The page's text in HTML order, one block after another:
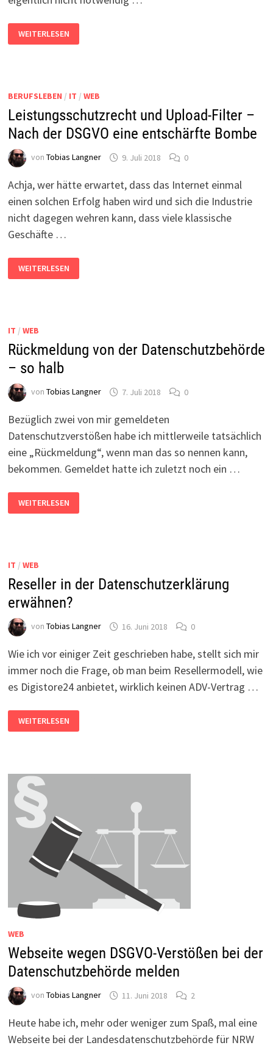
IN
DER
WEITERLESEN
BERUFSLEBEN / IT / WEB
Leistungsschutzrecht und Upload-Filter –
Nach der DSGVO eine entschärfte Bombe
von Tobias Langner 9. Juli 2018 0
Achja, wer hätte erwartet, dass das Internet einmal
einen solchen Erfolg haben wird und sich die Industrie
nicht dagegen wehren kann, dass viele klassische
Geschäfte …
UND
UPLOAD-
EINE
BOMBE
WEITERLESEN
IT / WEB
Rückmeldung von der Datenschutzbehörde
– so halb
von Tobias Langner 7. Juli 2018 0
Bezüglich zwei von mir gemeldeten
Datenschutzverstößen habe ich mittlerweile tatsächlich
eine „Rückmeldung“, wenn man das so nennen kann,
bekommen. Gemeldet hatte ich zuletzt noch ein …
VON
DER
WEITERLESEN
IT / WEB
Reseller in der Datenschutzerklärung
erwähnen?
von Tobias Langner 16. Juni 2018 0
Wie ich vor einiger Zeit geschrieben habe, stellt sich mir
immer noch die Frage, ob man beim Resellermodell, wie
es Digistore24 anbietet, wirklich keinen ADV-Vertrag …
IN
DER
WEITERLESEN
WEB
Webseite wegen DSGVO-Verstößen bei der
Datenschutzbehörde melden
von Tobias Langner 11. Juni 2018 2
Heute habe ich, mehr oder weniger zum Spaß, mal eine
Webseite bei der Landesdatenschutzbehörde für NRW